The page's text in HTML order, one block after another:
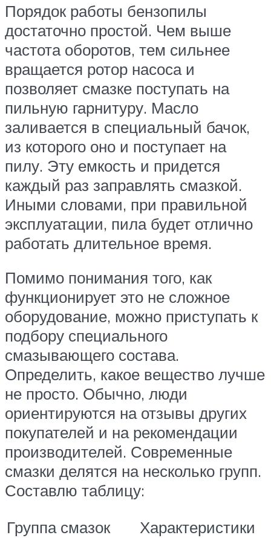
Порядок работы бензопилы
достаточно простой. Чем выше
частота оборотов, тем сильнее
вращается ротор насоса и
позволяет смазке поступать на
пильную гарнитуру. Масло
заливается в специальный бачок,
из которого оно и поступает на
пилу. Эту емкость и придется
каждый раз заправлять смазкой.
Иными словами, при правильной
эксплуатации, пила будет отлично
работать длительное время.
Помимо понимания того, как
функционирует это не сложное
оборудование, можно приступать к
подбору специального
смазывающего состава.
Определить, какое вещество лучше
не просто. Обычно, люди
ориентируются на отзывы других
покупателей и на рекомендации
производителей. Современные
смазки делятся на несколько групп.
Составлю таблицу:
Группа смазок
Характеристики